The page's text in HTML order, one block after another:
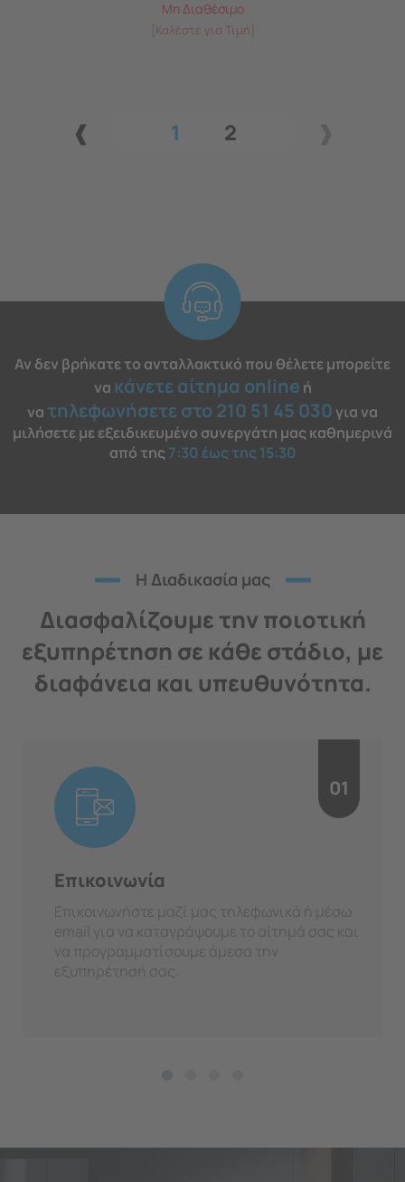
Μη Διαθέσιμο
[Καλέστε για Τιμή]
1 2
Αν δεν βρήκατε το ανταλλακτικό που θέλετε μπορείτε
να κάνετε αίτημα online ή
νατηλεφωνήσετε στο 210 51 45 030 για να
μιλήσετε με εξειδικευμένο συνεργάτη μας καθημερινά
από της7:30 έως της 15:30
H Διαδικασία μας
Διασφαλίζουμε την ποιοτική
εξυπηρέτηση σε κάθε στάδιο, με
διαφάνεια και υπευθυνότητα.
01
Επικοινωνία
Επικοινωνήστε μαζί μας τηλεφωνικά ή μέσω
email για να καταγράψουμε το αίτημά σας και
να προγραμματίσουμε άμεσα την
εξυπηρέτησή σας.